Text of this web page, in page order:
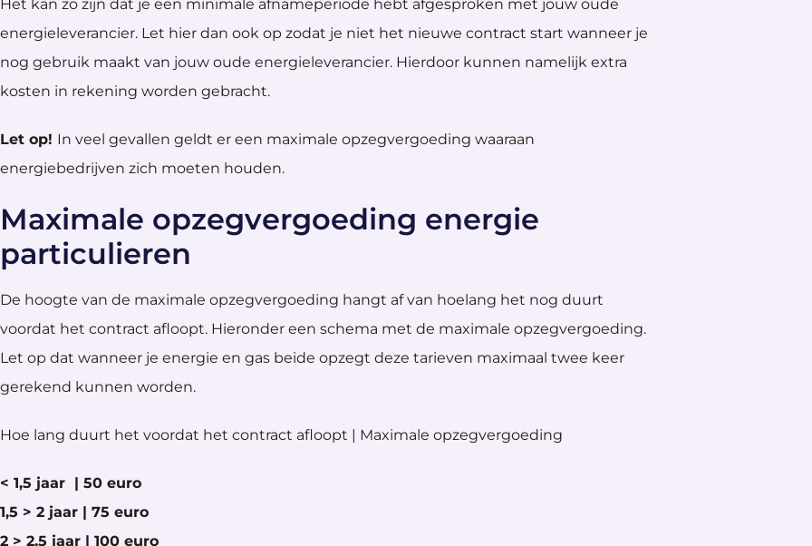
Het kan zo zijn dat je een minimale afnameperiode hebt afgesproken met jouw oude
energieleverancier. Let hier dan ook op zodat je niet het nieuwe contract start wanneer je
nog gebruik maakt van jouw oude energieleverancier. Hierdoor kunnen namelijk extra
kosten in rekening worden gebracht.
Let op! In veel gevallen geldt er een maximale opzegvergoeding waaraan
energiebedrijven zich moeten houden.
Maximale opzegvergoeding energie
particulieren
De hoogte van de maximale opzegvergoeding hangt af van hoelang het nog duurt
voordat het contract afloopt. Hieronder een schema met de maximale opzegvergoeding.
Let op dat wanneer je energie en gas beide opzegt deze tarieven maximaal twee keer
gerekend kunnen worden.
Hoe lang duurt het voordat het contract afloopt | Maximale opzegvergoeding
< 1,5 jaar | 50 euro
1,5 > 2 jaar | 75 euro
2 > 2,5 jaar | 100 euro